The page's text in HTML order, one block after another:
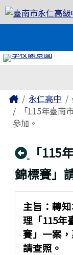
跳至主內容區
臺南市永仁
主內容區域
Home永仁高中
「115年臺南
參加。
回上頁
「115
錦標賽」
主旨：轉
理「115年
賽」一案
請查照。
頁尾區域